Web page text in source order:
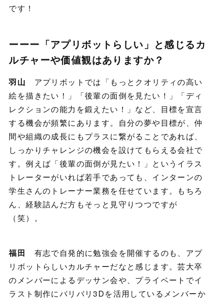
です！
ーーー「アプリボットらしい」と感じるカ
ルチャーや価値観はありますか？
羽山 アプリボットでは「もっとクオリティの高い
絵を描きたい！」「後輩の面倒を見たい！」「ディ
レクションの能力を鍛えたい！」など、目標を宣言
する機会が頻繁にあります。自分の夢や目標が、仲
間や組織の成長にもプラスに繋がることであれば、
しっかりチャレンジの機会を設けてもらえる会社で
す。例えば「後輩の面倒が見たい！」というイラス
トレーターがいれば若手であっても、インターンの
学生さんのトレーナー業務を任せています。もちろ
ん、経験詰んだ方もそっと見守りつつですが
（笑）。
福田 有志で自発的に勉強会を開催するのも、アプ
リボットらしいカルチャーだなと感じます。芸大卒
のメンバーによるデッサン会や、プライベートでイ
ラスト制作にバリバリ3Dを活用しているメンバーか